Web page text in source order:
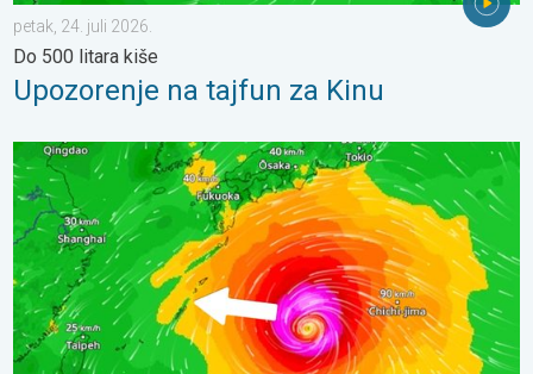
petak, 24. juli 2026.
Do 500 litara kiše
Upozorenje na tajfun za Kinu
Japan se priprema za tajfun Dolphin. Strah od klizišta. . .